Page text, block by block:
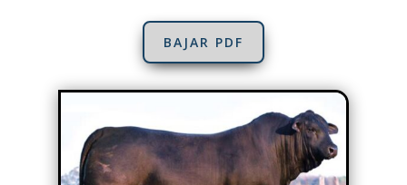
BAJAR PDF